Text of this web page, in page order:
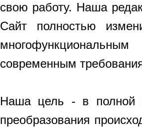
свою работу. Наша
Сайт полностью
современным
Наша цель - в полной
преобразования